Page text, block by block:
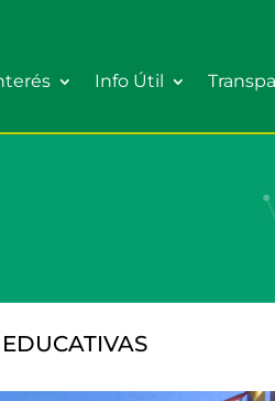
Info Útil